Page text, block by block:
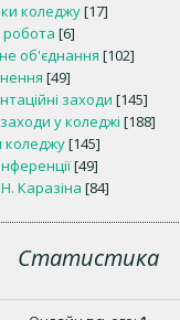
коледжу[17]
робота [6]
об'єднання [102]
[49]
заходи [145]
у коледжі [188]
коледжу[145]
[49]
Каразіна [84]
Статистика